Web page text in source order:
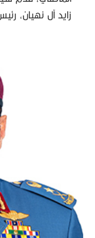
زايد آل نهيان،